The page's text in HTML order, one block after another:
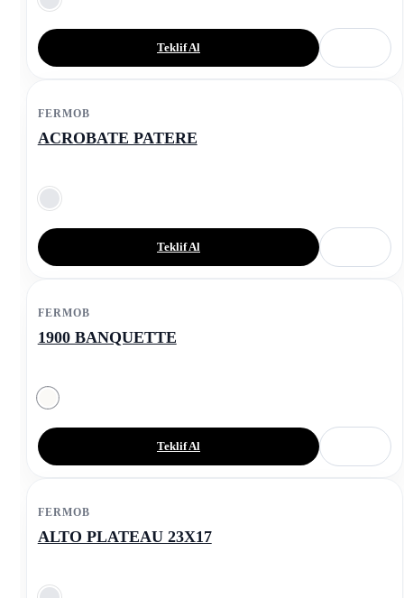
Teklif Al
FERMOB
ACROBATE PATERE
Teklif Al
FERMOB
1900 BANQUETTE
Teklif Al
FERMOB
ALTO PLATEAU 23X17